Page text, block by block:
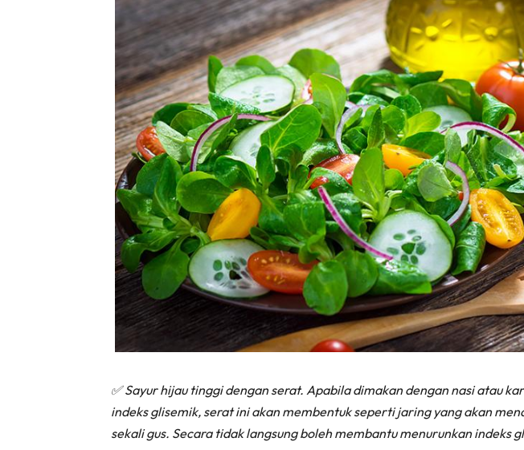
✅Sayur hijau tinggi dengan serat. Apabila dimakan dengan nasi atau
indeks glisemik, serat ini akan membentuk seperti jaring yang akan
sekali gus. Secara tidak langsung boleh membantu menurunkan indeks